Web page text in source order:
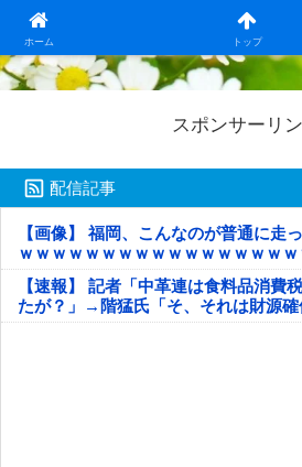
ホーム トップ
日本第一！ニュース録
スポンサーリ
配信記事
【画像】 福岡、こんなのが普通に走
ｗｗｗｗｗｗｗｗｗｗｗｗｗｗｗｗ
ｗｗｗｗｗ
【速報】 記者「中革連は食料品消費
たが？」→階猛氏「そ、それは財源確